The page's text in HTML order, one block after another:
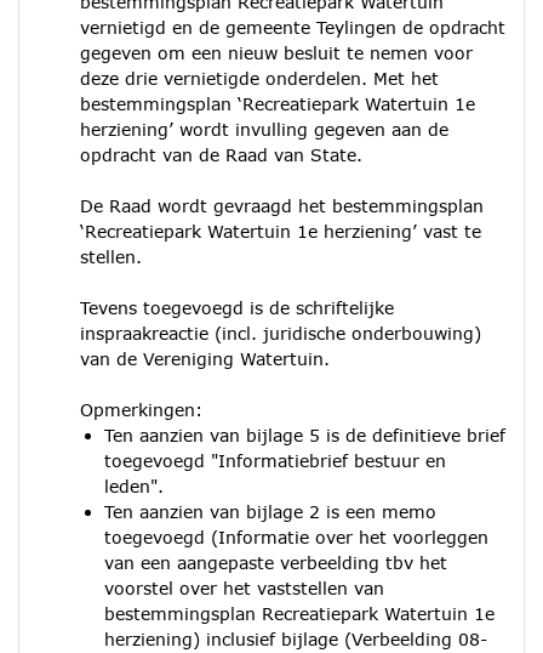
vernietigd en de gemeente Teylingen de opdracht
gegeven om een nieuw besluit te nemen voor
deze drie vernietigde onderdelen. Met het
bestemmingsplan ‘Recreatiepark Watertuin 1e
herziening’ wordt invulling gegeven aan de
opdracht van de Raad van State.
De Raad wordt gevraagd het bestemmingsplan
‘Recreatiepark Watertuin 1e herziening’ vast te
stellen.
Tevens toegevoegd is de schriftelijke
inspraakreactie (incl. juridische onderbouwing)
van de Vereniging Watertuin.
Opmerkingen:
Ten aanzien van bijlage 5 is de definitieve brief
toegevoegd "Informatiebrief bestuur en
leden".
Ten aanzien van bijlage 2 is een memo
toegevoegd (Informatie over het voorleggen
van een aangepaste verbeelding tbv het
voorstel over het vaststellen van
bestemmingsplan Recreatiepark Watertuin 1e
herziening) inclusief bijlage (Verbeelding 08-